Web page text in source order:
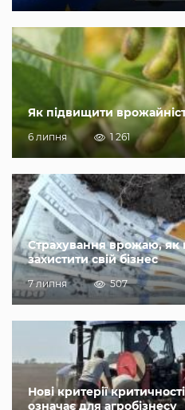
Як підвищити
6 липня 1 261
Страхування врожаю, як
захистити свій бізнес
7 липня 507
Нові критерії
означає для агробізнесу